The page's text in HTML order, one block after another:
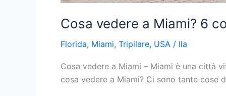
Cosa vedere a Miami? 6
Florida, Miami, Tripilare, USA / Ila
Cosa vedere a Miami – Miami è una città
cosa vedere a Miami? Ci sono tante